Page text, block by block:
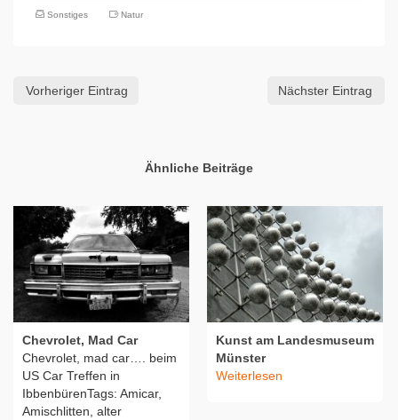
Sonstiges Natur
Vorheriger Eintrag Nächster Eintrag
Ähnliche Beiträge
Chevrolet, Mad Car
Chevrolet, mad car…. beim
US Car Treffen in
IbbenbürenTags: Amicar,
Amischlitten, alter
Kunst am Landesmuseum
Münster
Weiterlesen